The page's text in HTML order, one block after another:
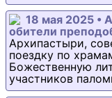
18 мая 2025 •
обители
Архипастыри,
поездку по
Божественную
участников